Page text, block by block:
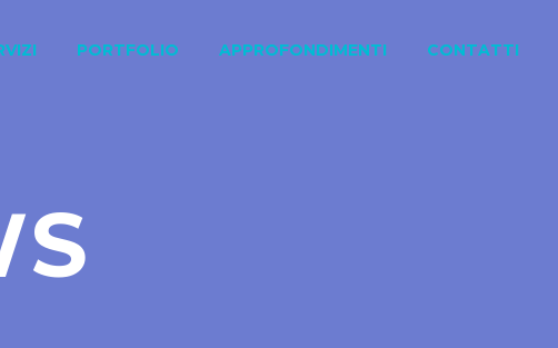
PORTFOLIO APPROFONDIMENTI CONTATTI